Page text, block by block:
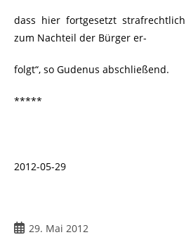
dass hier fortgesetzt strafrechtlich
zum Nachteil der Bürger er-
folgt“, so Gudenus abschließend.
*****
2012-05-29
Beitrag
29. Mai 2012